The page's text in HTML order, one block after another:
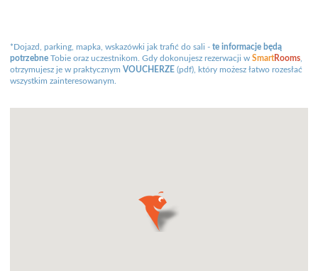
*Dojazd, parking, mapka, wskazówki jak trafić do sali - te informacje będą
potrzebne Tobie oraz uczestnikom. Gdy dokonujesz rezerwacji w SmartRooms
otrzymujesz je w praktycznym VOUCHERZE (pdf), który możesz łatwo rozesłać
wszystkim zainteresowanym.